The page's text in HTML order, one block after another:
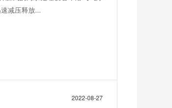
减压释放...
2022-08-27